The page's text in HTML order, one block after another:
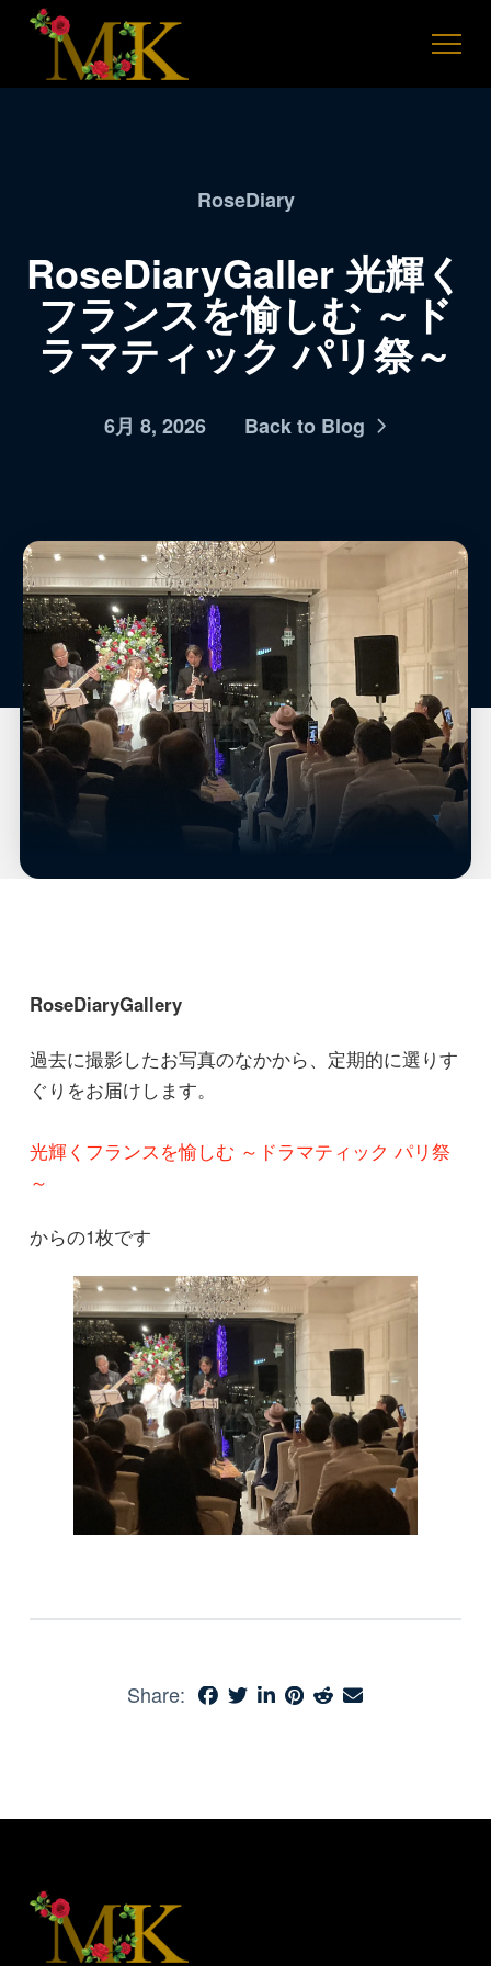
RoseDiary
RoseDiaryGaller 光輝く
フランスを愉しむ ～ド
ラマティック パリ祭～
6月 8, 2026 Back to Blog
RoseDiaryGallery
過去に撮影したお写真のなかから、定期的に選りす
ぐりをお届けします。
光輝くフランスを愉しむ ～ドラマティック パリ祭
～
からの1枚です
Share: